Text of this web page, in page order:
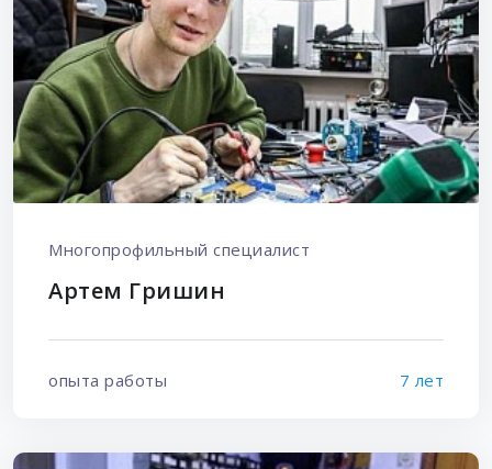
Многопрофильный специалист
Артем Гришин
опыта работы 7 лет